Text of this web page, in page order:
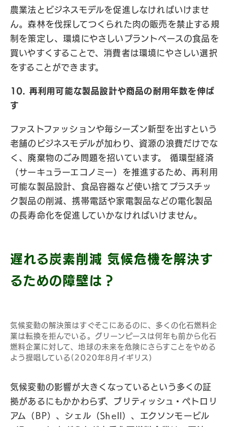
農業法とビジネスモデルを促進しなければいけませ
ん。森林を伐採してつくられた肉の販売を禁止する規
制を策定し、環境にやさしいプラントベースの食品を
買いやすくすることで、消費者は環境にやさしい選択
をすることができます。
10. 再利用可能な製品設計や商品の耐用年数を伸ば
す
ファストファッションや毎シーズン新型を出すという
老舗のビジネスモデルが加わり、資源の浪費だけでな
く、廃棄物のごみ問題を招いています。 循環型経済
（サーキュラーエコノミー）を推進するため、再利用
可能な製品設計、食品容器など使い捨てプラスチッ
ク製品の削減、携帯電話や家電製品などの電化製品
の長寿命化を促進していかなければいけません。
遅れる炭素削減 気候危機を解決す
るための障壁は？
気候変動の解決策はすぐそこにあるのに、多くの化石燃料企
業は転換を拒んでいる。グリーンピースは何年も前から化石
燃料企業に対して、地球の未来を危険にさらすことをやめる
よう提唱している(2020年8月イギリス）
気候変動の影響が大きくなっているという多くの証
拠があるにもかかわらず、ブリティッシュ・ペトロリ
アム（BP）、シェル（Shell）、エクソンモービル